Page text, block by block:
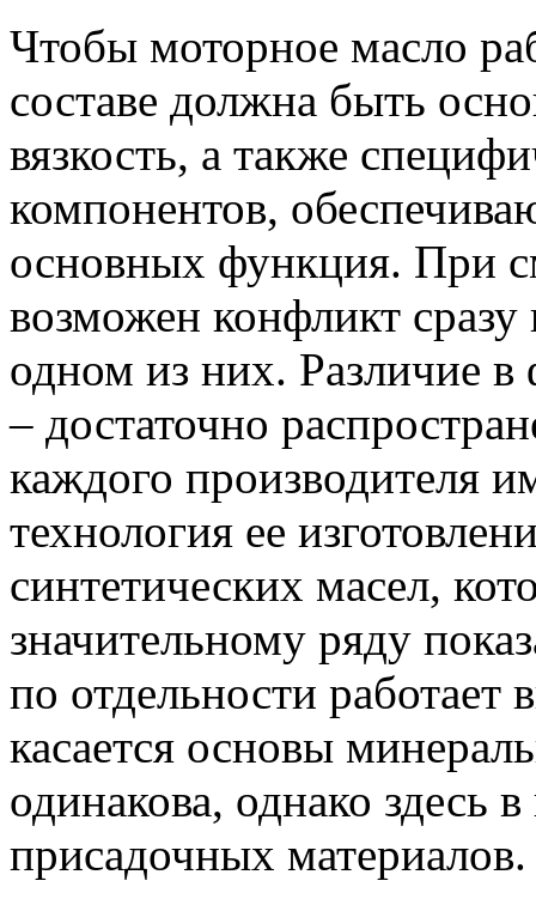
Чтобы моторное масло
составе должна быть
вязкость, а также
компонентов,
основных функция. При
возможен конфликт сразу
одном из них. Различие в
– достаточно
каждого производителя
технология ее
синтетических масел,
значительному ряду
по отдельности
касается основы
одинакова, однако здесь
присадочных материалов.